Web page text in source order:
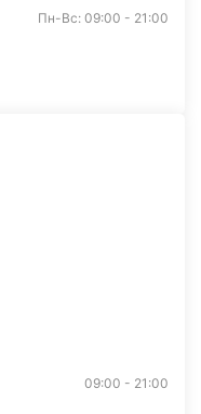
Пн-Вс: 09:00 - 21:00
09:00 - 21:00